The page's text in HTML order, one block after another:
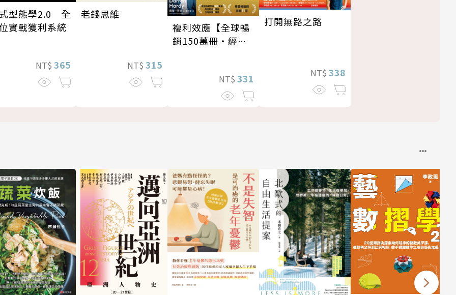
型態學2.0 全
實戰獲利系統
NT$ 365
老錢思維
NT$ 315
複利效應【全球暢
銷150萬冊・經典
NT$ 331
打開無路之路
NT$ 338